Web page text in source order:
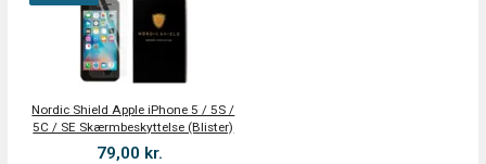
Nordic Shield Apple iPhone 5 / 5S /
5C / SE Skærmbeskyttelse (Blister)
79,00 kr.